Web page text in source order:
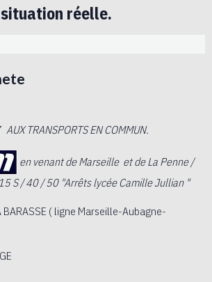
situation réelle.
AUXTRANSPORTS EN COMMUN.
en venant de Marseille et de La Penne /
S / 40 / 50 "Arrêts lycée Camille Jullian "
BARASSE ( ligne Marseille-Aubagne-